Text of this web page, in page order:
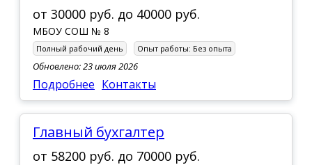
от 30000 руб. до 40000 руб.
МБОУ СОШ № 8
Полный рабочий день Опыт работы: Без опыта
Обновлено: 23 июля 2026
Подробнее Контакты
Главный бухгалтер
от 58200 руб. до 70000 руб.